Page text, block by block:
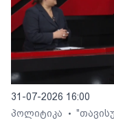
31-07-2026 16:00
პოლიტიკა
•